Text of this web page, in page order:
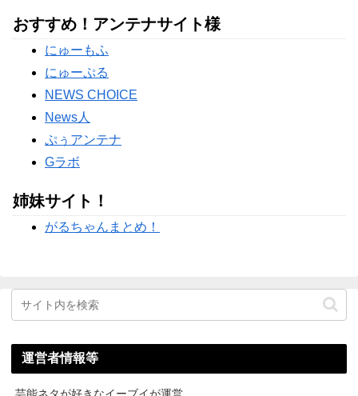
まさかの退社理由にｗｗｗ
【物議】高木美帆、歯列矯正で”別人級”の変化→心ない声に
ガル民ブチギレ擁護ｗｗｗ
Powered by livedoor 相互RSS
おすすめ！アンテナサイト様
にゅーもふ
にゅーぷる
NEWS CHOICE
News人
ぷぅアンテナ
Gラボ
姉妹サイト！
がるちゃんまとめ！
運営者情報等